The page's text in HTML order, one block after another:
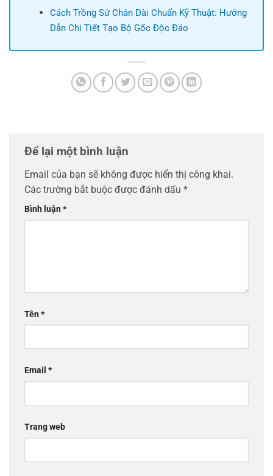
Cách Trồng Sứ Chân Dài Chuẩn Kỹ Thuật: Hướng
Dẫn Chi Tiết Tạo Bộ Gốc Độc Đáo
Để lại một bình luận
Email của bạn sẽ không được hiển thị công khai.
Các trường bắt buộc được đánh dấu *
Bình luận*
Tên*
Email *
Trang web